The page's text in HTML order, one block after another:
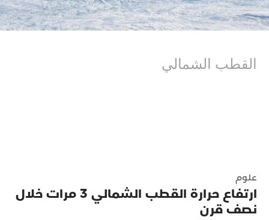
القطب الشمالي
علوم
ارتفاع حرارة القطب الشمالي 3 مرات خلال
نصف قرن